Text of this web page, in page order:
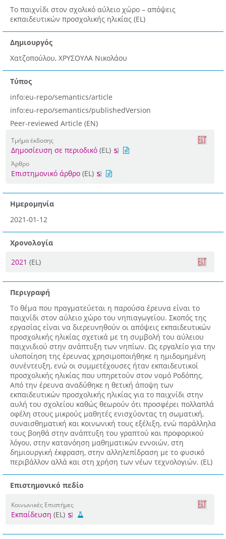
Το παιχνίδι στον σχολικό αύλειο χώρο – απόψεις
εκπαιδευτικών προσχολικής ηλικίας (EL)
Δημιουργός
Χατζοπούλου, ΧΡΥΣΟΥΛΑ Νικολάου
Τύπος
info:eu-repo/semantics/article
info:eu-repo/semantics/publishedVersion
Peer-reviewed Article (EN)
Τμήμα έκδοσης
Δημοσίευση σε περιοδικό (EL)
Άρθρο
Επιστημονικό άρθρο (EL)
Ημερομηνία
2021-01-12
Χρονολογία
2021 (EL)
Περιγραφή
Το θέμα που πραγματεύεται η παρούσα έρευνα είναι το
παιχνίδι στον αύλειο χώρο του νηπιαγωγείου. Σκοπός της
εργασίας είναι να διερευνηθούν οι απόψεις εκπαιδευτικών
προσχολικής ηλικίας σχετικά με τη συμβολή του αύλειου
παιχνιδιού στην ανάπτυξη των νηπίων. Ως εργαλείο για την
υλοποίηση της έρευνας χρησιμοποιήθηκε η ημιδομημένη
συνέντευξη, ενώ οι συμμετέχουσες ήταν εκπαιδευτικοί
προσχολικής ηλικίας που υπηρετούν στον νομό Ροδόπης.
Από την έρευνα αναδύθηκε η θετική άποψη των
εκπαιδευτικών προσχολικής ηλικίας για το παιχνίδι στην
αυλή του σχολείου καθώς θεωρούν ότι προσφέρει πολλαπλά
οφέλη στους μικρούς μαθητές ενισχύοντας τη σωματική,
συναισθηματική και κοινωνική τους εξέλιξη, ενώ παράλληλα
τους βοηθά στην ανάπτυξη του γραπτού και προφορικού
λόγου, στην κατανόηση μαθηματικών εννοιών, στη
δημιουργική έκφραση, στην αλληλεπίδραση με το φυσικό
περιβάλλον αλλά και στη χρήση των νέων τεχνολογιών. (EL)
Επιστημονικό πεδίο
Κοινωνικές Επιστήμες
Εκπαίδευση (EL)